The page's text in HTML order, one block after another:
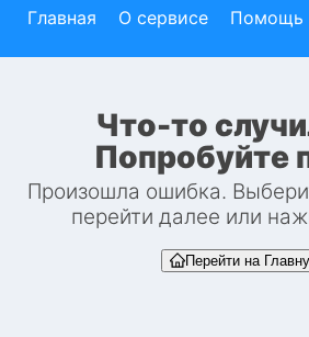
Главная О сервисе Помощь
Что-то
Попробуйте
Произошла ошибка.
перейти далее или
Перейти на